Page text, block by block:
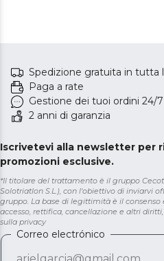
Spedizione gratuita in tutta
Paga a rate
Gestione dei tuoi ordini 24/7
2 anni di garanzia
Iscrivetevi alla newsletter per
promozioni esclusive.
*Il titolare del trattamento è il gruppo
Solotriatlon S.L.), con l'obiettivo di inviarvi
gruppo. La base di legittimità è il
accesso, rettifica, cancellazione e altri
sulla privacy
Correo electrónico